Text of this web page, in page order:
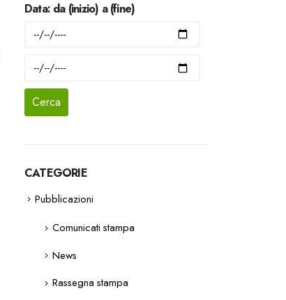
Data: da (inizio) a (fine)
CATEGORIE
Pubblicazioni
Comunicati stampa
News
Rassegna stampa